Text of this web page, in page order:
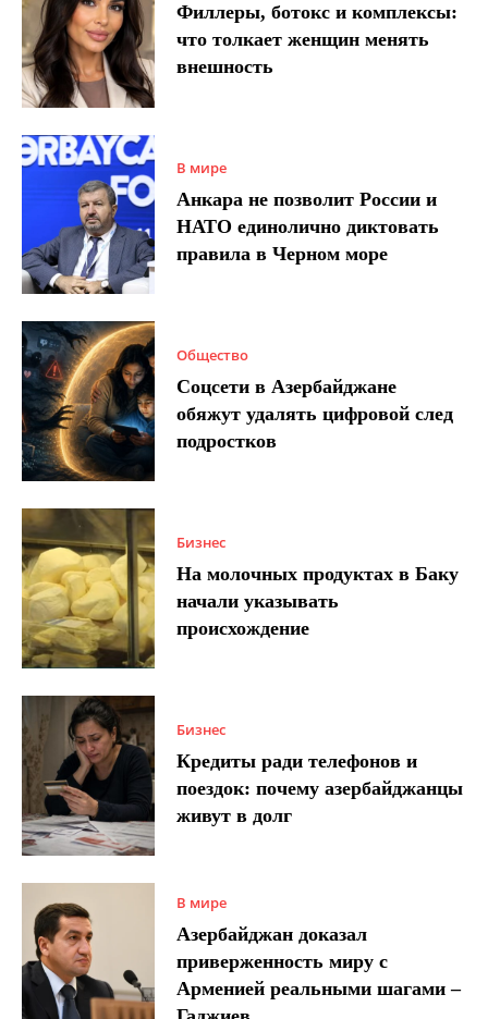
Филлеры, ботокс и комплексы:
что толкает женщин менять
внешность
В мире
Анкара не позволит России и
НАТО единолично диктовать
правила в Черном море
Общество
Соцсети в Азербайджане
обяжут удалять цифровой след
подростков
Бизнес
На молочных продуктах в Баку
начали указывать
происхождение
Бизнес
Кредиты ради телефонов и
поездок: почему азербайджанцы
живут в долг
В мире
Азербайджан доказал
приверженность миру с
Арменией реальными шагами –